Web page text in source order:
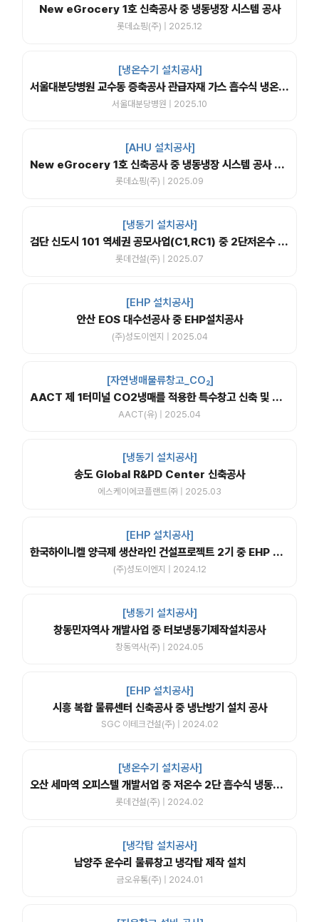
New eGrocery 1호 신축공사 중 냉동냉장 시스템 공사
롯데쇼핑(주) | 2025.12
[냉온수기 설치공사]
서울대분당병원 교수동 증축공사 관급자재 가스 흡수식 냉온수기
서울대분당병원 | 2025.10
[AHU 설치공사]
New eGrocery 1호 신축공사 중 냉동냉장 시스템 공사 중 EHP, 제습공조기 설치 공사
롯데쇼핑(주) | 2025.09
[냉동기 설치공사]
검단 신도시 101 역세권 공모사업(C1,RC1) 중 2단저온수 흡수식냉동기 제작설치
롯데건설(주) | 2025.07
[EHP 설치공사]
안산 EOS 대수선공사 중 EHP설치공사
(주)성도이엔지 | 2025.04
[자연냉매물류창고_CO₂]
AACT 제 1터미널 CO2냉매를 적용한 특수창고 신축 및 교체공사
AACT(유) | 2025.04
[냉동기 설치공사]
송도 Global R&PD Center 신축공사
에스케이에코플랜트㈜ | 2025.03
[EHP 설치공사]
한국하이니켈 양극제 생산라인 건설프로젝트 2기 중 EHP 실외기, 실내기 및 ERV,PAC 납품 설치공사
(주)성도이엔지 | 2024.12
[냉동기 설치공사]
창동민자역사 개발사업 중 터보냉동기제작설치공사
창동역사(주) | 2024.05
[EHP 설치공사]
시흥 복합 물류센터 신축공사 중 냉난방기 설치 공사
SGC 이테크건설(주) | 2024.02
[냉온수기 설치공사]
오산 세마역 오피스텔 개발서업 중 저온수 2단 흡수식 냉동기 납품
롯데건설(주) | 2024.02
[냉각탑 설치공사]
남양주 운수리 물류창고 냉각탑 제작 설치
금오유통(주) | 2024.01